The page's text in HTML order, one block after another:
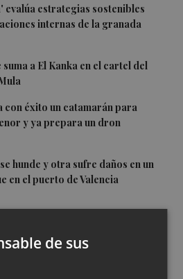
estrategias sostenibles
internas de la granada
a El Kanka en el cartel del
con éxito un catamarán para
y ya prepara un dron
hunde y otra sufre daños en un
en el puerto de Valencia
de sus